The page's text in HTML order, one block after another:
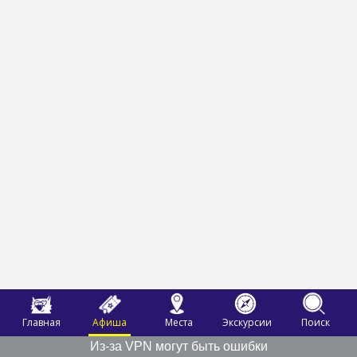
Главная Афиша Места Экскурсии
Поиск
Из-за VPN могут быть ошибки